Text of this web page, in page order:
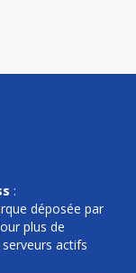
:
déposée par
plus de
actifs